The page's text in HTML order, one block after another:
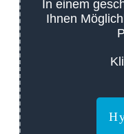
In einem
Ihnen